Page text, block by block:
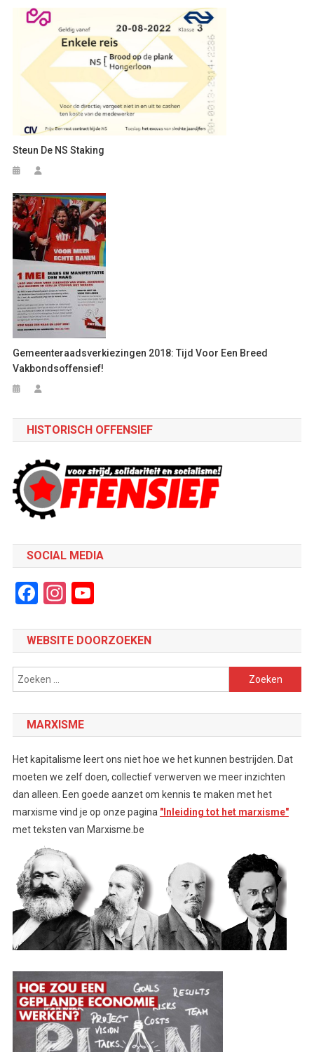
Steun De NS Staking
Gemeenteraadsverkiezingen 2018: Tijd Voor Een Breed
Vakbondsoffensief!
HISTORISCH OFFENSIEF
SOCIAL MEDIA
Facebook
Instagram
WEBSITE DOORZOEKEN
Zoeken
naar:
MARXISME
Het kapitalisme leert ons niet hoe we het kunnen bestrijden. Dat
moeten we zelf doen, collectief verwerven we meer inzichten
dan alleen. Een goede aanzet om kennis te maken met het
marxisme vind je op onze pagina "Inleiding tot het marxisme"
met teksten van Marxisme.be